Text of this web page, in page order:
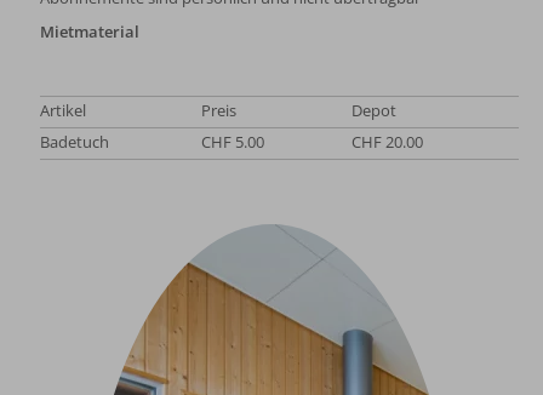
Mietmaterial
Artikel Preis
Depot
Badetuch
CHF 5.00 CHF 20.00